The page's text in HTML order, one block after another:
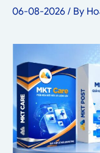
06-08-2026 / By